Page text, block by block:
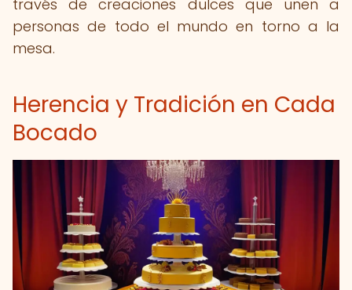
través de creaciones dulces que unen a
personas de todo el mundo en torno a la
mesa.
Herencia y Tradición en Cada
Bocado